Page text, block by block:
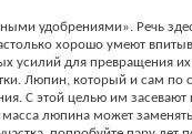
удобрениями». Речь
хорошо умеют
усилий для превращения
Люпин, который и сам по
С этой целью им
люпина может